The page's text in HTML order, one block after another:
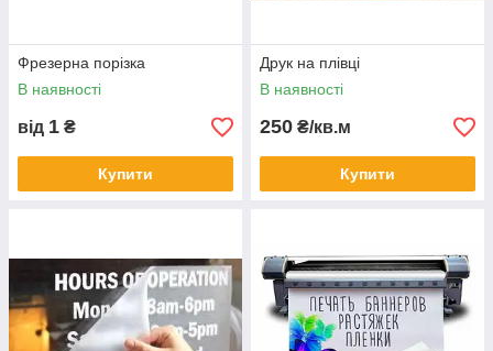
Фрезерна порізка
В наявності
від 1 ₴
Купити
Друк на плівці
В наявності
250 ₴/кв.м
Купити